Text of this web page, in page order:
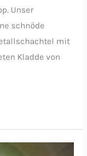
Unser
schnöde
mit
Kladde von